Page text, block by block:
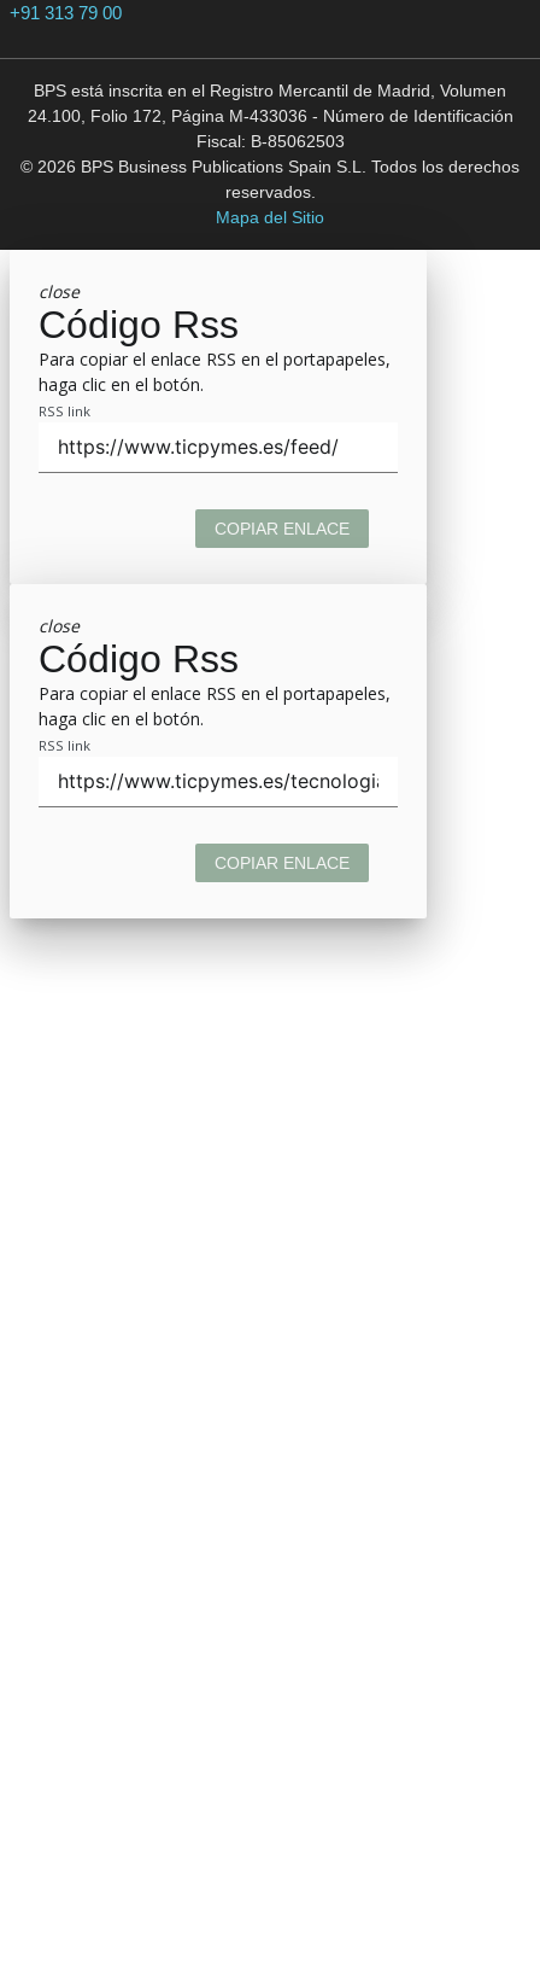
+91 313 79 00
BPS está inscrita en el Registro Mercantil de Madrid, Volumen
24.100, Folio 172, Página M-433036 - Número de Identificación
Fiscal: B-85062503
© 2026 BPS Business Publications Spain S.L. Todos los derechos
reservados.
Mapa del Sitio
close
Código Rss
Para copiar el enlace RSS en el portapapeles,
haga clic en el botón.
RSS link
COPIAR ENLACE
close
Código Rss
Para copiar el enlace RSS en el portapapeles,
haga clic en el botón.
RSS link
COPIAR ENLACE